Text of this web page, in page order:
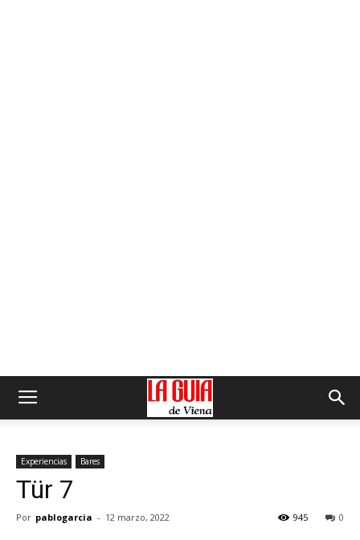
Experiencias Bares
Tür 7
Por pablogarcia - 12 marzo, 2022 0
945